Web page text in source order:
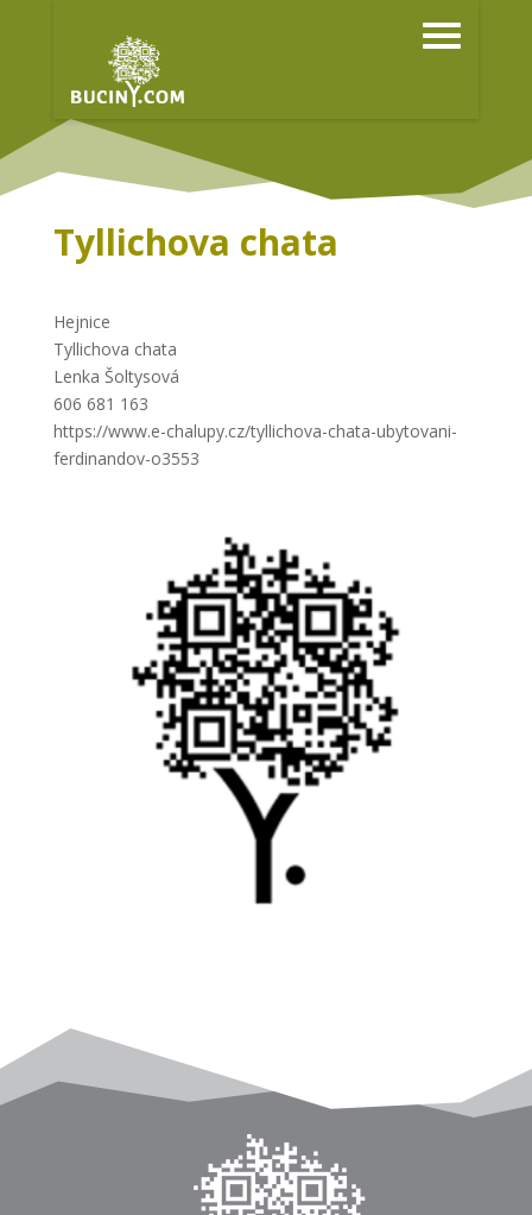
Tyllichova chata
Hejnice
Tyllichova chata
Lenka Šoltysová
606 681 163
https://www.e-chalupy.cz/tyllichova-chata-ubytovani-
ferdinandov-o3553